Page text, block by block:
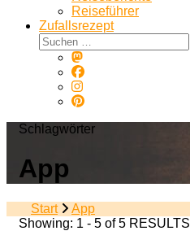
Reiseführer
Zufallsrezept
Suchen
nach:
Schlagwörter
App
Start
App
Showing: 1 - 5 of 5 RESULTS